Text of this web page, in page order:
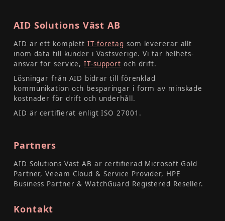
AID Solutions Väst AB
AID är ett komplett IT-företag som levererar allt
inom data till kunder i Västsverige. Vi tar helhets­
ansvar för service, IT-support och drift.
Lösningar från AID bidrar till förenklad
kommunikation och besparingar i form av minskade
kostnader för drift och underhåll.
AID är certifierat enligt ISO 27001.
Partners
AID Solutions Väst AB är certifierad Microsoft Gold
Partner, Veeam Cloud & Service Provider, HPE
Business Partner & WatchGuard Registered Reseller.
Kontakt